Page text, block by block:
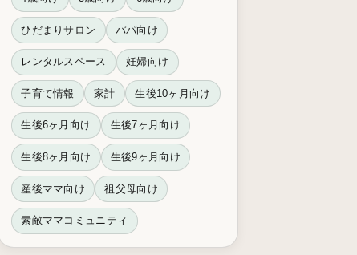
ひだまりサロン パパ向け
レンタルスペース 妊婦向け
子育て情報 家計 生後10ヶ月向け
生後6ヶ月向け 生後7ヶ月向け
生後8ヶ月向け 生後9ヶ月向け
産後ママ向け 祖父母向け
素敵ママコミュニティ